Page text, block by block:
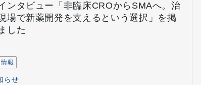
ンタビュー「非臨床CROからSMAへ。治
場で新薬開発を支えるという選択」を掲
した
報
らせ